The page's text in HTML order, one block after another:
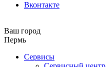
Вконтакте
Ваш город
Пермь
Сервисы